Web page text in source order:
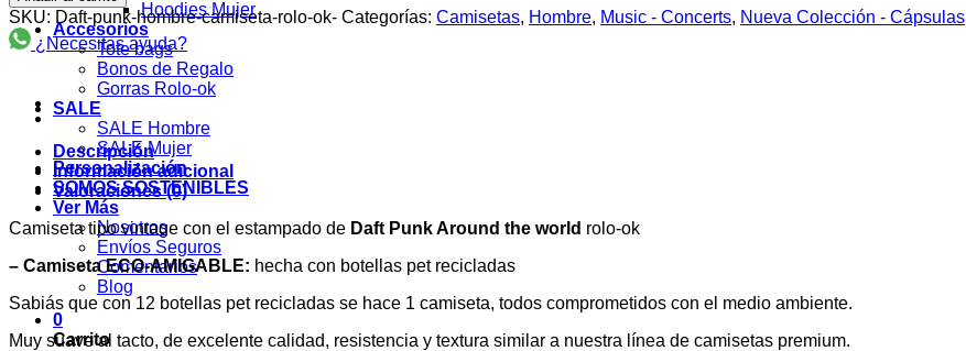
Hoodies Mujer
Accesorios
Tote bags
Bonos de Regalo
Gorras Rolo-ok
SALE
SALE Hombre
SALE Mujer
Personalización
SOMOS SOSTENIBLES
Ver Más
Nosotros
Envíos Seguros
Comentarios
Blog
0
Carrito
Around
the
world
Camiseta
ok
cantidad
SKU: Daft-punk-hombre-camiseta-rolo-ok- Categorías: Camisetas, Hombre, Music - Concerts, Nueva Colección - Cápsulas
¿Necesitas ayuda?
Descripción
Información adicional
Valoraciones (0)
Camiseta tipo vintage con el estampado de Daft Punk Around the world rolo-ok
– Camiseta ECO-AMIGABLE: hecha con botellas pet recicladas
Sabiás que con 12 botellas pet recicladas se hace 1 camiseta, todos comprometidos con el medio ambiente.
Muy suave al tacto, de excelente calidad, resistencia y textura similar a nuestra línea de camisetas premium.